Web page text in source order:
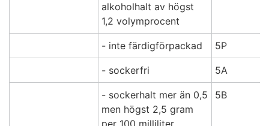
alkoholhalt av högst
1,2 volymprocent
- inte färdigförpackad 5P
- sockerfri 5A
- sockerhalt mer än 0,5
men högst 2,5 gram
5B